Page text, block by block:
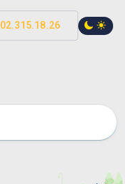
02.315.18.26